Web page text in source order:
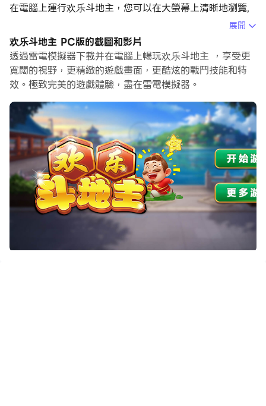
在電腦上運行欢乐斗地主，您可以在大螢幕上清晰地瀏覽,
而用滑鼠和鍵盤操控應用程式比用觸摸屏鍵盤要快得多，同
時你將永遠不必擔心設備的電量問題。
通過多開和同步功能，你甚至可以在PC上運行多個應用程
式和帳戶。
而文件互傳功能讓分享圖像、影片和文件也變得非常容易。
下載欢乐斗地主並在PC上運行。享受PC端的大螢幕和高畫
質畫質吧!
歡樂斗地主是一款經典的撲克遊戲，比賽時由雙方對抗一
方，對抗性強，配合要求高。遊戲由三個人玩，用一副牌共
54張牌。每局牌有一個玩家是“地主”，地主為一方，其
餘兩家農民為另一方，雙方對戰。地主的目標是以合法的出
牌方式先出完手上所有的牌，而農民的目標是在地主出完牌
以前，先出完手裡的牌，先出完牌的一方獲勝。
展開
欢乐斗地主 PC版的截圖和影片
透過雷電模擬器下載并在電腦上暢玩欢乐斗地主 ，享受更
寬闊的視野，更精緻的遊戲畫面，更酷炫的戰鬥技能和特
效。極致完美的遊戲體驗，盡在雷電模擬器。